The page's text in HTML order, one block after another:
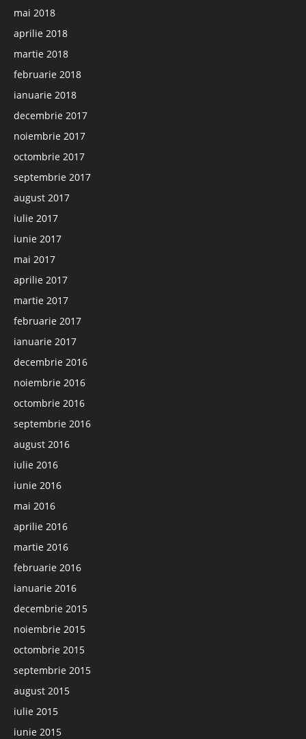
mai 2018
aprilie 2018
martie 2018
februarie 2018
ianuarie 2018
decembrie 2017
noiembrie 2017
octombrie 2017
septembrie 2017
august 2017
iulie 2017
iunie 2017
mai 2017
aprilie 2017
martie 2017
februarie 2017
ianuarie 2017
decembrie 2016
noiembrie 2016
octombrie 2016
septembrie 2016
august 2016
iulie 2016
iunie 2016
mai 2016
aprilie 2016
martie 2016
februarie 2016
ianuarie 2016
decembrie 2015
noiembrie 2015
octombrie 2015
septembrie 2015
august 2015
iulie 2015
iunie 2015